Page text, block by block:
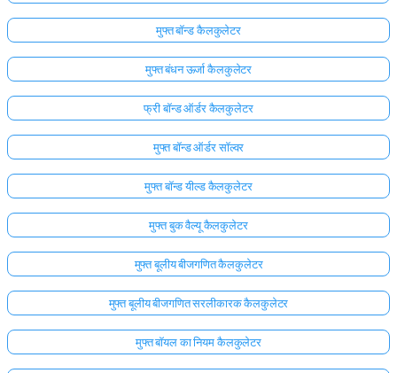
मुफ्त बॉन्ड कैलकुलेटर
मुफ्त बंधन ऊर्जा कैलकुलेटर
फ्री बॉन्ड ऑर्डर कैलकुलेटर
मुफ्त बॉन्ड ऑर्डर सॉल्वर
मुफ्त बॉन्ड यील्ड कैलकुलेटर
मुफ्त बुक वैल्यू कैलकुलेटर
मुफ्त बूलीय बीजगणित कैलकुलेटर
मुफ्त बूलीय बीजगणित सरलीकारक कैलकुलेटर
मुफ्त बॉयल का नियम कैलकुलेटर